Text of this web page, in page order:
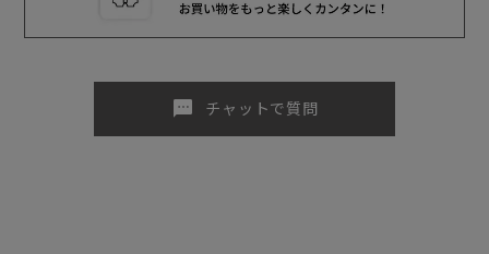
sms チャットで質問